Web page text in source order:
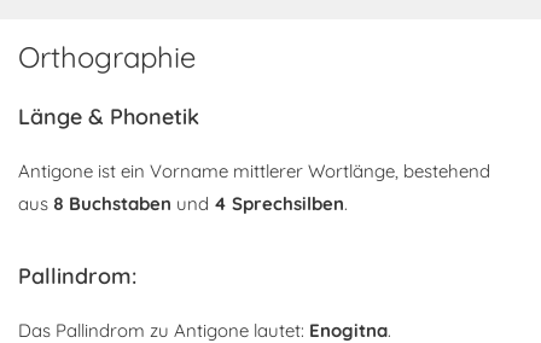
Orthographie
Länge & Phonetik
Antigone ist ein Vorname mittlerer Wortlänge, bestehend
aus 8 Buchstaben und 4 Sprechsilben.
Pallindrom:
Das Pallindrom zu Antigone lautet: Enogitna.